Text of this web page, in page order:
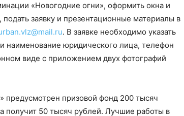
«Новогодние огни», оформить окна и
заявку и презентационные материалы в
. В заявке необходимо указать
наименование юридического лица, телефон
виде с приложением двух фотографий
предусмотрен призовой фонд 200 тысяч
получит 50 тысяч рублей. Лучшие работы в